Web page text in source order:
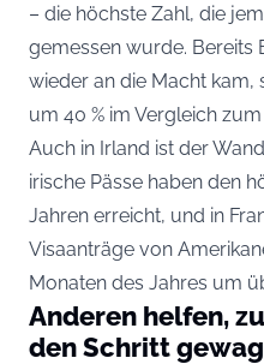
– die höchste Zahl, die
gemessen wurde. Bereits
wieder an die Macht kam,
um 40 % im Vergleich zum
Auch in Irland ist der
irische Pässe haben den
Jahren erreicht, und in
Visaanträge von
Monaten des Jahres um
Anderen helfen,
den Schritt